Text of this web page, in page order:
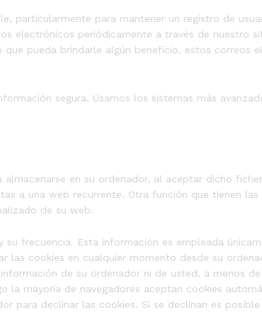
particularmente para mantener un registro de
electrónicos periódicamente a través de nuestro
pueda brindarle algún beneficio, estos correos
segura. Usamos los sistemas más
en su ordenador, al aceptar dicho
a una web recurrente. Otra función que tienen las
de su web.
frecuencia. Esta información es empleada
cookies en cualquier momento desde su
de su ordenador ni de usted, a menos
mayoría de navegadores aceptan cookies
para declinar las cookies. Si se declinan es